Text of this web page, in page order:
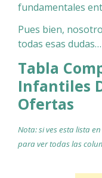
fundamentales
Pues bien,
todas esas
Tabla
Infantiles
Ofertas
Nota: si ves esta lista
para ver todas las